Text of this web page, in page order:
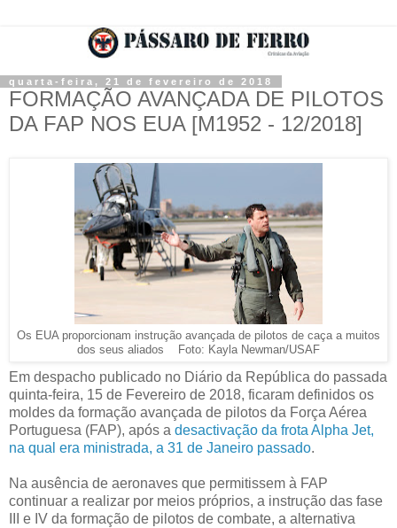
quarta-feira, 21 de fevereiro de 2018
FORMAÇÃO AVANÇADA DE PILOTOS
DA FAP NOS EUA [M1952 - 12/2018]
Os EUA proporcionam instrução avançada de pilotos de caça a muitos
dos seus aliados Foto: Kayla Newman/USAF
Em despacho publicado no Diário da República do passada
quinta-feira, 15 de Fevereiro de 2018, ficaram definidos os
moldes da formação avançada de pilotos da Força Aérea
Portuguesa (FAP), após a desactivação da frota Alpha Jet,
na qual era ministrada, a 31 de Janeiro passado.
Na ausência de aeronaves que permitissem à FAP
continuar a realizar por meios próprios, a instrução das fase
III e IV da formação de pilotos de combate, a alternativa